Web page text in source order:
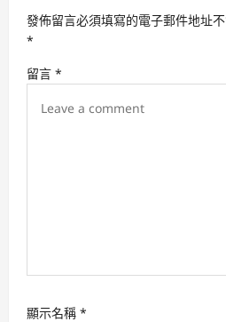
a
t
i
發佈留言必須填寫的電子郵件地址不
*
留言 *
顯示名稱 *